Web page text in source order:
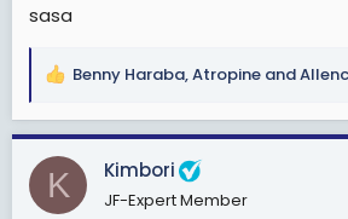
sasa
R
a
c
i
Benny Haraba,Atropine and
K Kimbori
JF-Expert Member